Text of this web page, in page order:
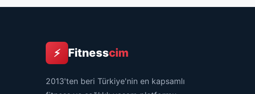
⚡ Fitnesscim
2013'ten beri Türkiye'nin en kapsamlı